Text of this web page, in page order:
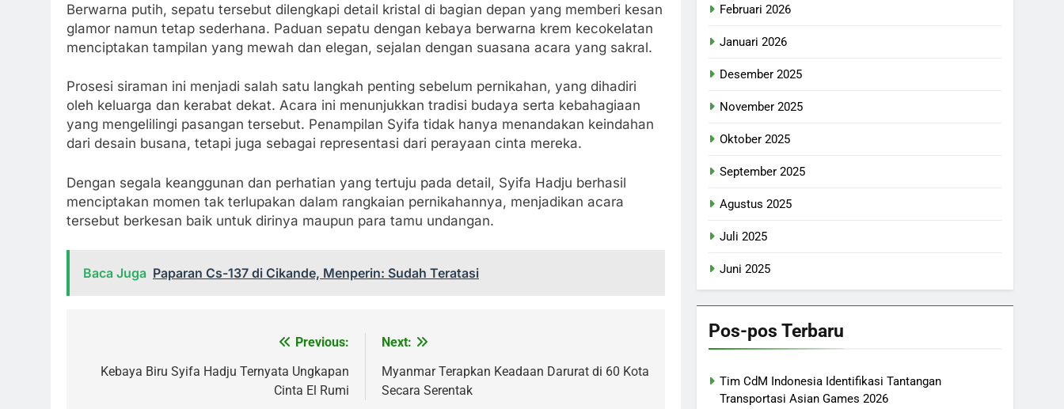
Berwarna putih, sepatu tersebut dilengkapi detail kristal di bagian depan yang memberi kesan
glamor namun tetap sederhana. Paduan sepatu dengan kebaya berwarna krem kecokelatan
menciptakan tampilan yang mewah dan elegan, sejalan dengan suasana acara yang sakral.
Prosesi siraman ini menjadi salah satu langkah penting sebelum pernikahan, yang dihadiri
oleh keluarga dan kerabat dekat. Acara ini menunjukkan tradisi budaya serta kebahagiaan
yang mengelilingi pasangan tersebut. Penampilan Syifa tidak hanya menandakan keindahan
dari desain busana, tetapi juga sebagai representasi dari perayaan cinta mereka.
Dengan segala keanggunan dan perhatian yang tertuju pada detail, Syifa Hadju berhasil
menciptakan momen tak terlupakan dalam rangkaian pernikahannya, menjadikan acara
tersebut berkesan baik untuk dirinya maupun para tamu undangan.
Baca Juga Paparan Cs-137 di Cikande, Menperin: Sudah Teratasi
pos
Previous:
Kebaya Biru Syifa Hadju Ternyata Ungkapan
Cinta El Rumi
Next:
Myanmar Terapkan Keadaan Darurat di 60 Kota
Secara Serentak
Februari 2026
Januari 2026
Desember 2025
November 2025
Oktober 2025
September 2025
Agustus 2025
Juli 2025
Juni 2025
Pos-pos Terbaru
Tim CdM Indonesia Identifikasi Tantangan
Transportasi Asian Games 2026